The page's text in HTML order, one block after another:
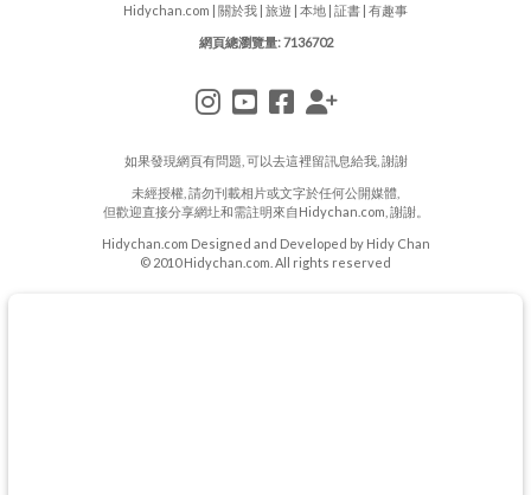
Hidychan.com | 關於我 | 旅遊 | 本地 | 証書 | 有趣事
網頁總瀏覽量: 7136702
如果發現網頁有問題, 可以去這裡留訊息給我, 謝謝
未經授權, 請勿刊載相片或文字於任何公開媒體,
但歡迎直接分享網圵和需註明來自Hidychan.com, 謝謝。
Hidychan.com Designed and Developed by Hidy Chan
© 2010 Hidychan.com. All rights reserved